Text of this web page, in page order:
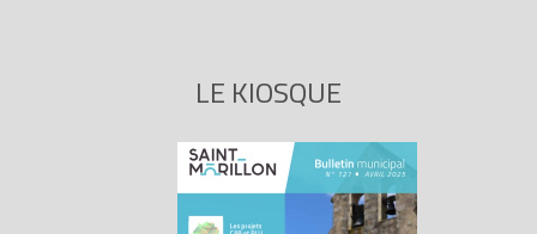
LE KIOSQUE